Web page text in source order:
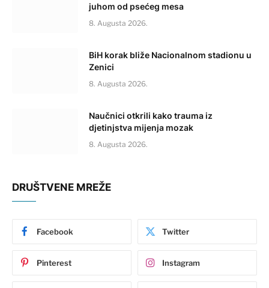
juhom od psećeg mesa
8. Augusta 2026.
BiH korak bliže Nacionalnom stadionu u
Zenici
8. Augusta 2026.
Naučnici otkrili kako trauma iz
djetinjstva mijenja mozak
8. Augusta 2026.
DRUŠTVENE MREŽE
Facebook Twitter
Pinterest Instagram